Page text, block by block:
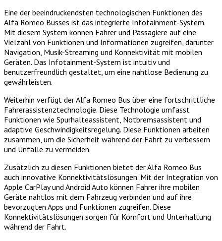
Eine der beeindruckendsten technologischen Funktionen des
Alfa Romeo Busses ist das integrierte Infotainment-System.
Mit diesem System können Fahrer und Passagiere auf eine
Vielzahl von Funktionen und Informationen zugreifen, darunter
Navigation, Musik-Streaming und Konnektivität mit mobilen
Geräten. Das Infotainment-System ist intuitiv und
benutzerfreundlich gestaltet, um eine nahtlose Bedienung zu
gewährleisten.
Weiterhin verfügt der Alfa Romeo Bus über eine fortschrittliche
Fahrerassistenztechnologie. Diese Technologie umfasst
Funktionen wie Spurhalteassistent, Notbremsassistent und
adaptive Geschwindigkeitsregelung. Diese Funktionen arbeiten
zusammen, um die Sicherheit während der Fahrt zu verbessern
und Unfälle zu vermeiden.
Zusätzlich zu diesen Funktionen bietet der Alfa Romeo Bus
auch innovative Konnektivitätslösungen. Mit der Integration von
Apple CarPlay und Android Auto können Fahrer ihre mobilen
Geräte nahtlos mit dem Fahrzeug verbinden und auf ihre
bevorzugten Apps und Funktionen zugreifen. Diese
Konnektivitätslösungen sorgen für Komfort und Unterhaltung
während der Fahrt.